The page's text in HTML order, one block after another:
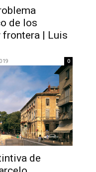
de los
| Luis
0
de